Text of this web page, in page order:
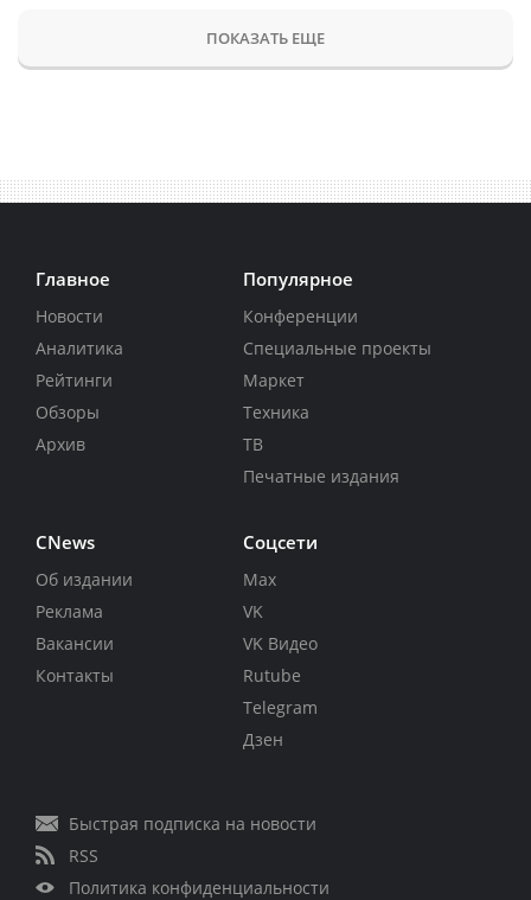
ПОКАЗАТЬ ЕЩЕ
Главное
Новости
Аналитика
Рейтинги
Обзоры
Архив
Популярное
Конференции
Специальные проекты
Маркет
Техника
ТВ
Печатные издания
CNews
Об издании
Реклама
Вакансии
Контакты
Соцсети
Max
VK
VK Видео
Rutube
Telegram
Дзен
Быстрая подписка на новости
RSS
Политика конфиденциальности